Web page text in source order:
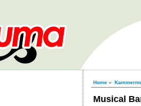
Home »
Musical